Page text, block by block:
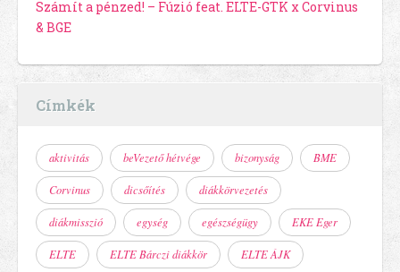
Számít a pénzed! – Fúzió feat. ELTE-GTK x Corvinus
& BGE
Címkék
aktivitás beVezető hétvége bizonyság BME
Corvinus dicsőítés diákkörvezetés
diákmisszió egység egészségügy EKE Eger
ELTE ELTE Bárczi diákkör ELTE ÁJK